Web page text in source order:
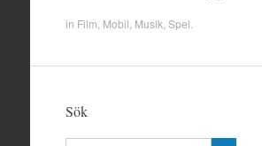
in Film Mobil Musik Spel
Sök